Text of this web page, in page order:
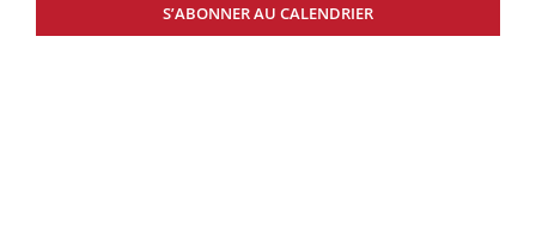
S’ABONNER AU CALENDRIER